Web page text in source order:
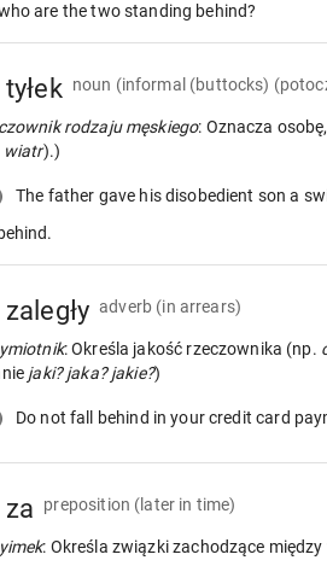
are the two standing behind?
tyłek noun (informal (buttocks)
rodzaju męskiego: Oznacza
wiatr).)
The father gave his disobedient son a
zaległy adverb (in arrears)
: Określa jakość rzeczownika (np.
jaki? jaka? jakie?)
Do not fall behind in your credit card
za preposition (later in time)
: Określa związki zachodzące